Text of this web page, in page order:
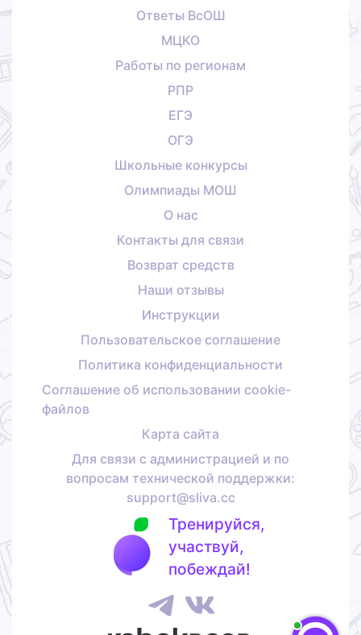
Ответы ВсОШ
МЦКО
Работы по регионам
РПР
ЕГЭ
ОГЭ
Школьные конкурсы
Олимпиады МОШ
О нас
Контакты для связи
Возврат средств
Наши отзывы
Инструкции
Пользовательское соглашение
Политика конфиденциальности
Соглашение об использовании cookie-
файлов
Карта сайта
Для связи с администрацией и по
вопросам технической поддержки:
support@sliva.cc
Тренируйся,
участвуй,
побеждай!